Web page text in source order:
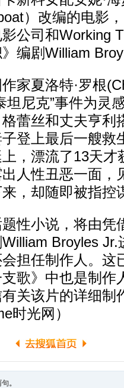
）改编的电影
公司和Working
编剧William
夏洛特·罗根
坦尼克”事件为灵
蕾丝和丈夫亨利
登上最后一艘救
，漂流了13天才
人性丑恶一面，
，却随即被指控
小说，将由凭
Broyles Jr.
担任制作人。这
歌》中也是制作
关该片的详细制
时光网）
。